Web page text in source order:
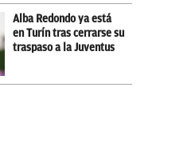
Alba Redondo ya está
en Turín tras cerrarse su
traspaso a la Juventus